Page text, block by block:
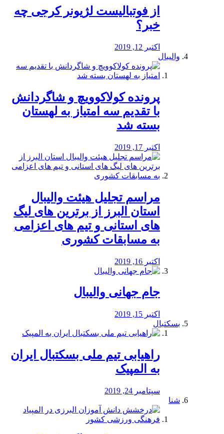
از فوتبالیست لژیونر کرجی چه
خبر؟
اکتبر 12, 2019
والیبال
پرونده کولاکوویچ و شاگردانش
با تقدیم سه امتیاز به لهستان
بسته شد
اکتبر 17, 2019
مراسم تجلیل هیئت والیبال
استان البرز از برترین های لیگ
های استانی و تیم های اعزامی
به مسابقات کشوری
اکتبر 16, 2019
جام جهانی والیبال
اکتبر 15, 2019
بسکتبال
راهیابی تیم ملی بسکتبال ایران
به المپیک
سپتامبر 24, 2019
شنا